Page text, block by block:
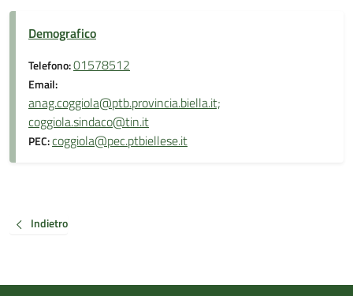
Demografico
Telefono:01578512
Email:
anag.coggiola@ptb.provincia.biella.it;
coggiola.sindaco@tin.it
PEC:coggiola@pec.ptbiellese.it
Indietro